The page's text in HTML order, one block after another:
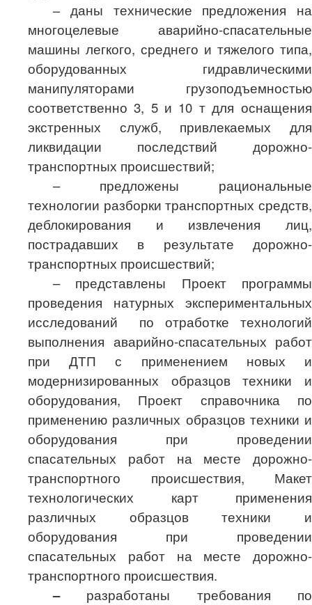
– даны технические предложения на
многоцелевые аварийно-спасательные
машины легкого, среднего и тяжелого типа,
оборудованных гидравлическими
манипуляторами грузоподъемностью
соответственно 3, 5 и 10 т для оснащения
экстренных служб, привлекаемых для
ликвидации последствий дорожно-
транспортных происшествий;
– предложены рациональные
технологии разборки транспортных средств,
деблокирования и извлечения лиц,
пострадавших в результате дорожно-
транспортных происшествий;
–
представлены Проект программы
проведения натурных экспериментальных
исследований
по отработке технологий
выполнения аварийно-спасательных работ
при ДТП с применением новых и
модернизированных образцов техники и
оборудования, Проект справочника по
применению различных образцов техники и
оборудования при проведении
спасательных работ на месте дорожно-
транспортного происшествия, Макет
технологических карт применения
различных образцов техники и
оборудования при проведении
спасательных работ на месте дорожно-
транспортного происшествия.
– разработаны требования по